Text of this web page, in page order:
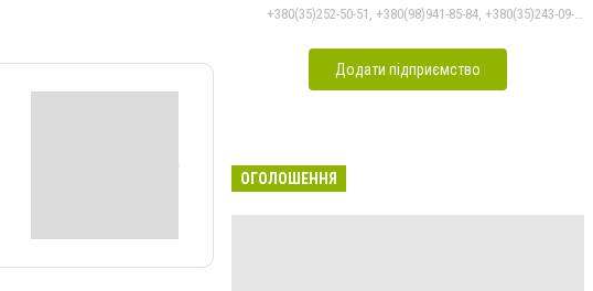
+380(35)252-50-51, +380(98)941-85-84, +380(35)243-09-09, +380(98)831-44-51
Додати підприємство
ОГОЛОШЕННЯ